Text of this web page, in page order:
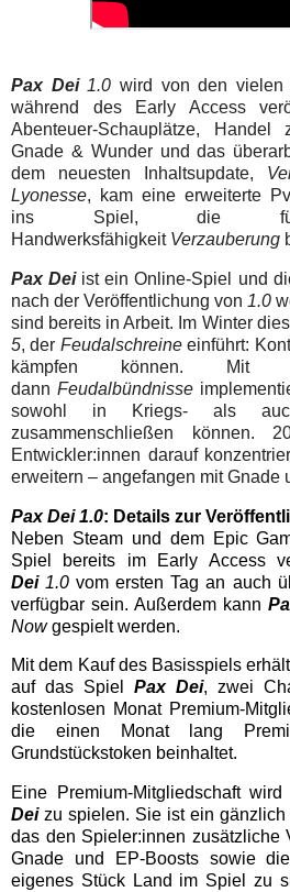
Pax Dei 1.0 wird von den vielen
während des Early Access
Abenteuer-Schauplätze, Handel
Gnade & Wunder und das
dem neuesten Inhaltsupdate,
Lyonesse, kam eine erweiterte
ins Spiel, die
Handwerksfähigkeit Verzauberung
Pax Deiist ein Online-Spiel und
nach der Veröffentlichung von 1.0
sind bereits in Arbeit. Im Winter
5, der Feudalschreineeinführt:
kämpfen können. Mit
dann Feudalbündnisse
sowohl in Kriegs- als
zusammenschließen können.
Entwickler:innen darauf
erweitern – angefangen mit Gnade
Pax Dei 1.0: Details zur
Neben Steam und dem Epic
Spiel bereits im Early Access
Dei1.0 vom ersten Tag an auch
verfügbar sein. Außerdem kann
Nowgespielt werden.
Mit dem Kauf des Basisspiels
auf das Spiel Pax Dei, zwei
kostenlosen Monat Premium-
die einen Monat lang
Grundstückstoken beinhaltet.
Eine Premium-Mitgliedschaft
Deizu spielen. Sie ist ein gänzlich
das den Spieler:innen zusätzliche
Gnade und EP-Boosts sowie
eigenes Stück Land im Spiel zu